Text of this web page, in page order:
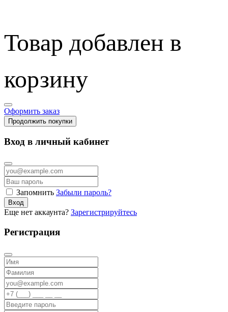
Товар добавлен в
корзину
Оформить заказ
Продолжить покупки
Вход в личный кабинет
Запомнить Забыли пароль?
Вход
Еще нет аккаунта? Зарегистрируйтесь
Регистрация